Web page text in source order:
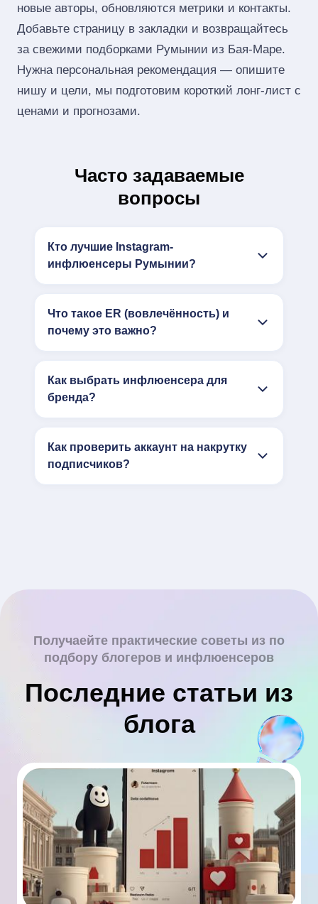
новые авторы, обновляются метрики и контакты.
Добавьте страницу в закладки и возвращайтесь
за свежими подборками Румынии из Бая-Маре.
Нужна персональная рекомендация — опишите
нишу и цели, мы подготовим короткий лонг‑лист с
ценами и прогнозами.
Часто задаваемые
вопросы
Кто лучшие Instagram-
инфлюенсеры Румынии?
Что такое ER (вовлечённость) и
почему это важно?
Как выбрать инфлюенсера для
бренда?
Как проверить аккаунт на накрутку
подписчиков?
Получаейте практические советы из по
подбору блогеров и инфлюенсеров
Последние статьи из
блога